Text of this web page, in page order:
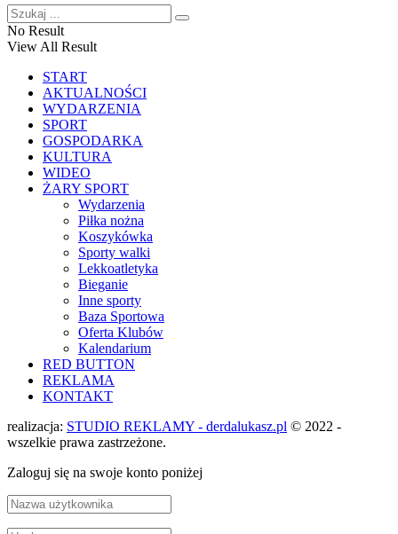
No Result
View All Result
START
AKTUALNOŚCI
WYDARZENIA
SPORT
GOSPODARKA
KULTURA
WIDEO
ŻARY SPORT
Wydarzenia
Piłka nożna
Koszykówka
Sporty walki
Lekkoatletyka
Bieganie
Inne sporty
Baza Sportowa
Oferta Klubów
Kalendarium
RED BUTTON
REKLAMA
KONTAKT
realizacja: STUDIO REKLAMY - derdalukasz.pl © 2022 -
wszelkie prawa zastrzeżone.
Zaloguj się na swoje konto poniżej